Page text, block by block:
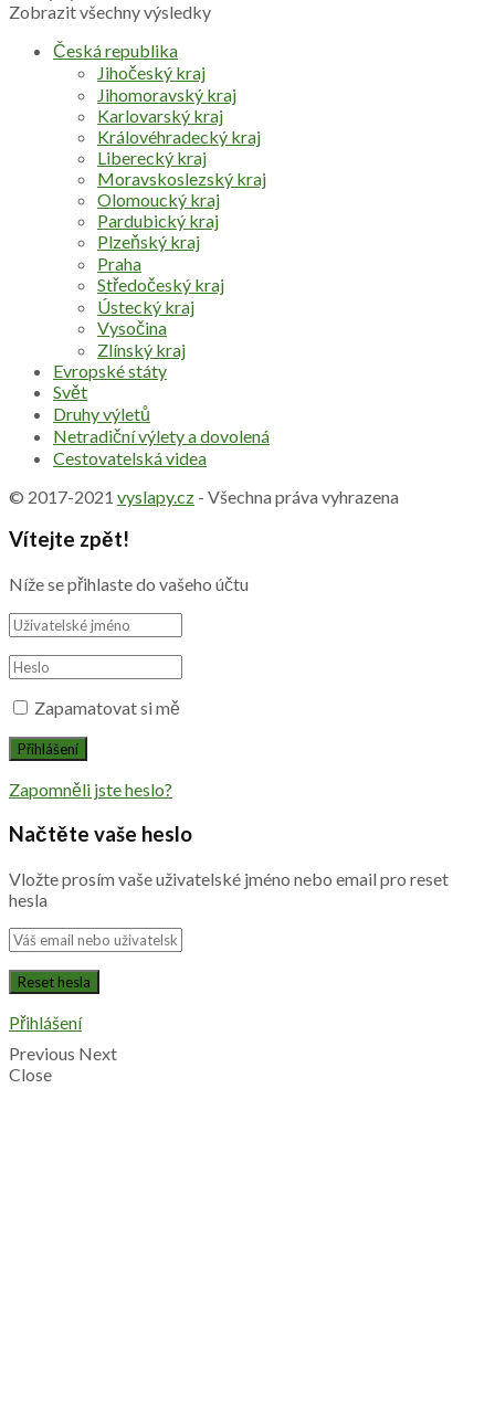
Zobrazit všechny výsledky
Česká republika
Jihočeský kraj
Jihomoravský kraj
Karlovarský kraj
Královéhradecký kraj
Liberecký kraj
Moravskoslezský kraj
Olomoucký kraj
Pardubický kraj
Plzeňský kraj
Praha
Středočeský kraj
Ústecký kraj
Vysočina
Zlínský kraj
Evropské státy
Svět
Druhy výletů
Netradiční výlety a dovolená
Cestovatelská videa
© 2017-2021 vyslapy.cz - Všechna práva vyhrazena
Vítejte zpět!
Níže se přihlaste do vašeho účtu
Zapamatovat si mě
Zapomněli jste heslo?
Načtěte vaše heslo
Vložte prosím vaše uživatelské jméno nebo email pro reset
hesla
Přihlášení
Previous Next
Close